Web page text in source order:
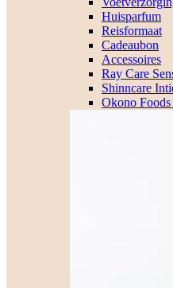
Huisparfum
Reisformaat
Cadeaubon
Accessoires
Ray Care
Shinncare
Okono